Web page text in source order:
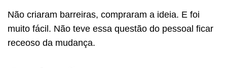
Não criaram barreiras, compraram a ideia. E foi
muito fácil. Não teve essa questão do pessoal ficar
receoso da mudança.